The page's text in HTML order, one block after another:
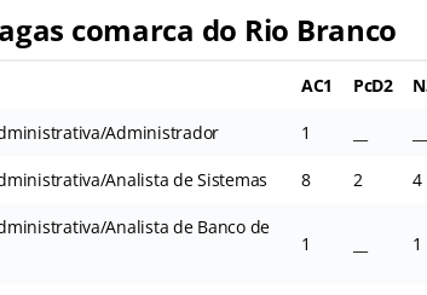
comarca do Rio Branco
AC1 PcD2
Administrador 1
Analista de Sistemas 8 2 4
Analista de Banco de
1 1